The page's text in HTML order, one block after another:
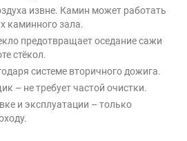
извне. Камин может работать
каминного зала.
предотвращает оседание сажи
стёкол.
системе вторичного дожига.
– не требует частой очистки.
и эксплуатации – только